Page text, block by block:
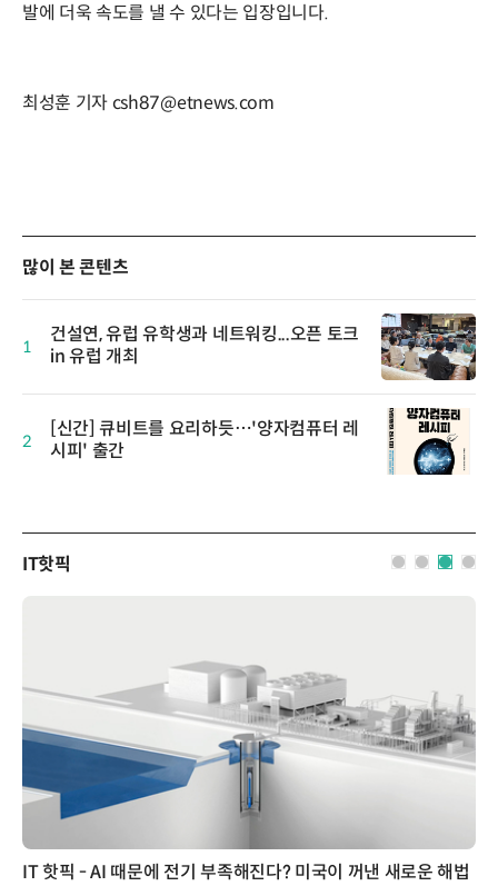
발에 더욱 속도를 낼 수 있다는 입장입니다.
최성훈 기자 csh87@etnews.com
많이 본 콘텐츠
1
건설연, 유럽 유학생과 네트워킹...오픈 토크
in 유럽 개최
2
[신간] 큐비트를 요리하듯…'양자컴퓨터 레
시피' 출간
IT핫픽
IT 핫픽 - AI 때문에 전기 부족해진다? 미국이 꺼낸 새로운 해법